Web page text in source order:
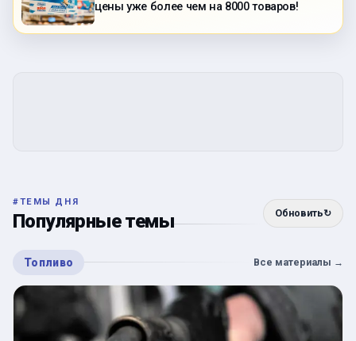
цены уже более чем на 8000 товаров!
#ТЕМЫ ДНЯ
Популярные темы Обновить↻
Топливо Все материалы →